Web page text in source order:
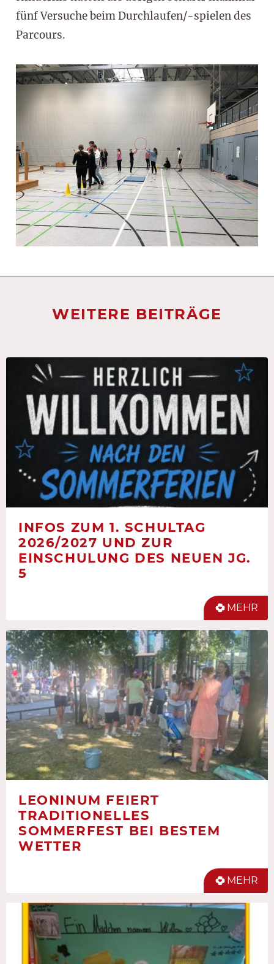
fünf Versuche beim Durchlaufen/-spielen des
Parcours.
WEITERE BEITRÄGE
INFOS ZUM 1. SCHULTAG
2026/2027 UND ZUR
EINSCHULUNG DES NEUEN JG.
5
MEHR
LEONINUM FEIERT
TRADITIONELLES
SOMMERFEST BEI BESTEM
WETTER
MEHR